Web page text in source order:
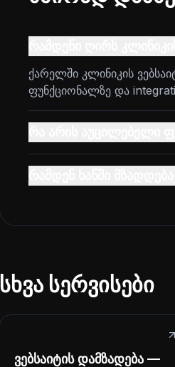
ქარელში კლინიკის
ფუნქციონალზე და
სხვა სერვისები
ვებსაიტის დამზადება —